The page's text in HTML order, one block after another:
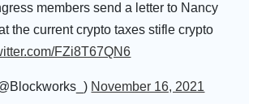
members send a letter to Nancy
the current crypto taxes stifle crypto
FZi8T67QN6
November 16, 2021